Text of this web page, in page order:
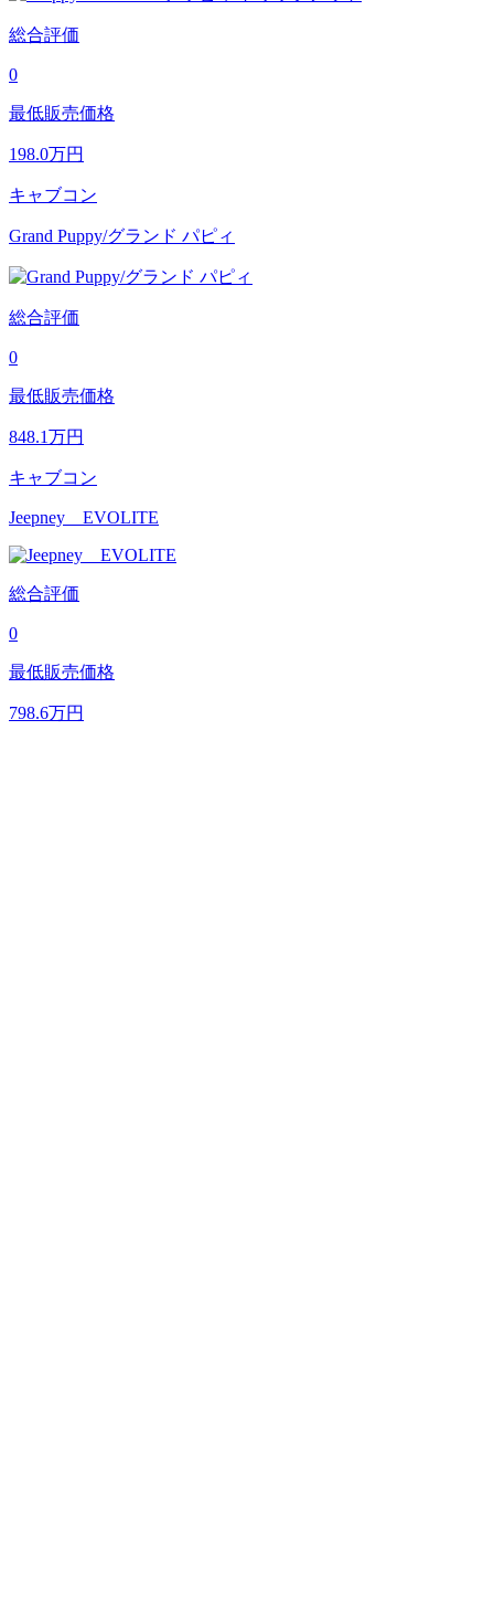
総合評価
0
最低販売価格
198.0万円
キャブコン
Grand Puppy/グランド パピィ
総合評価
0
最低販売価格
848.1万円
キャブコン
Jeepney EVOLITE
総合評価
0
最低販売価格
798.6万円